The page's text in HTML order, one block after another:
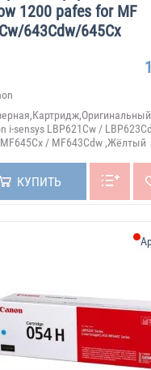
1200 pafes for MF
643Cdw/645Cx
i-sensys LBP621Cw /
/ MF643Cdw ,Жёлтый
КУПИТЬ